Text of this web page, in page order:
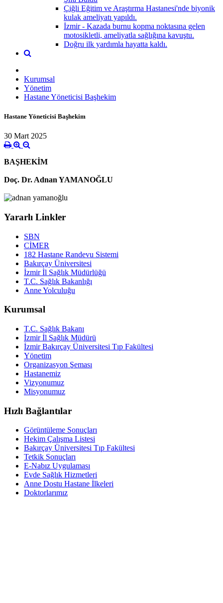
Çiğli Eğitim ve Araştırma Hastanesi'nde biyonik
kulak ameliyatı yapıldı.
İzmir - Kazada burnu kopma noktasına gelen
motosikletli, ameliyatla sağlığına kavuştu.
Doğru ilk yardımla hayatta kaldı.
Kurumsal
Yönetim
Hastane Yöneticisi Başhekim
Hastane Yöneticisi Başhekim
30 Mart 2025
BAŞHEKİM
Doç. Dr. Adnan YAMANOĞLU
Yararlı Linkler
SBN
CİMER
182 Hastane Randevu Sistemi
Bakırçay Üniversitesi
İzmir İl Sağlık Müdürlüğü
T.C. Sağlık Bakanlığı
Anne Yolculuğu
Kurumsal
T.C. Sağlık Bakanı
İzmir İl Sağlık Müdürü
İzmir Bakırçay Üniversitesi Tıp Fakültesi
Yönetim
Organizasyon Şeması
Hastanemiz
Vizyonumuz
Misyonumuz
Hızlı Bağlantılar
Görüntüleme Sonuçları
Hekim Çalışma Listesi
Bakırçay Üniversitesi Tıp Fakültesi
Tetkik Sonuçları
E-Nabız Uygulaması
Evde Sağlık Hizmetleri
Anne Dostu Hastane İlkeleri
Doktorlarımız